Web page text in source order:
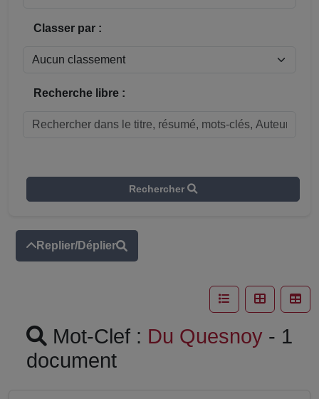
Classer par :
Recherche libre :
Rechercher
Replier/Déplier
Mot-Clef : Du Quesnoy - 1
document